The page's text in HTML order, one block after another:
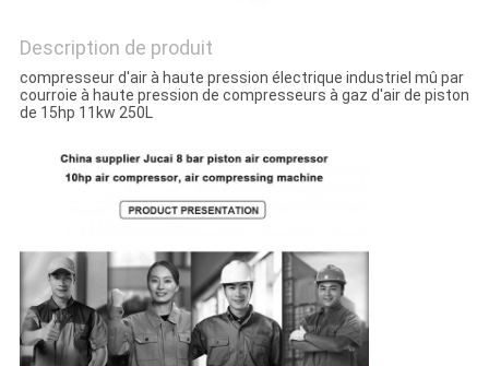
Description de produit
compresseur d'air à haute pression électrique industriel mû par
courroie à haute pression de compresseurs à gaz d'air de piston
de 15hp 11kw 250L